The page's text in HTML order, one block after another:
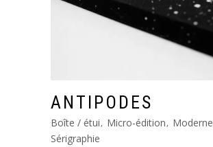
ANTIPODES
Boîte / étui Micro-édition
Moderne
Sérigraphie